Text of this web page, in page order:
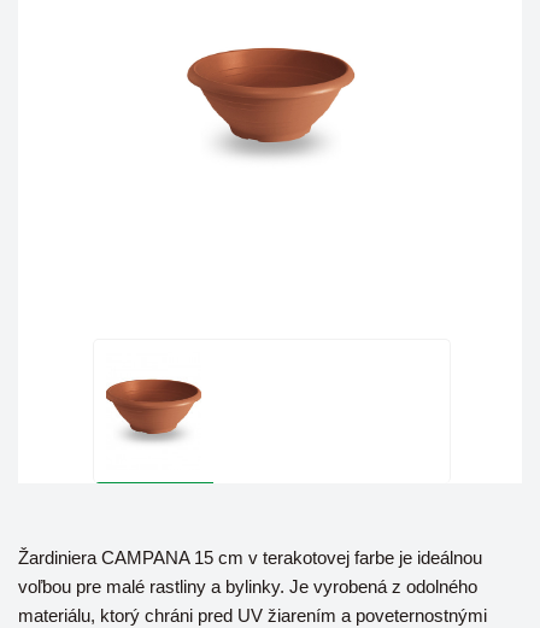
Žardiniera CAMPANA 15 cm v terakotovej farbe je ideálnou
voľbou pre malé rastliny a bylinky. Je vyrobená z odolného
materiálu, ktorý chráni pred UV žiarením a poveternostnými